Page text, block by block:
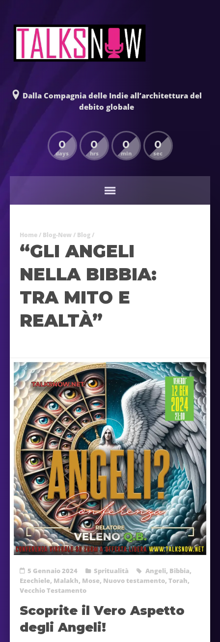
Dalla Compagnia delle Indie all’architettura del
debito globale
0
days
0
hrs
0
min
0
sec
Home / Blog-New / Blog /
“GLI ANGELI
NELLA BIBBIA:
TRA MITO E
REALTÀ”
5 Gennaio 2024 Spritualità Angeli, Bibbia,
Ezechiele, Malakh, Mose, Nuovo testamento, Torah,
Vecchio Testamento
Scoprite il Vero Aspetto
degli Angeli!